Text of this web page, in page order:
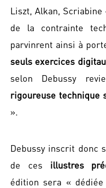
Liszt, Alkan,
de la contrainte
parvinrent ainsi à
seuls exercices
selon Debussy
rigoureuse technique
».
Debussy inscrit donc
de ces illustres
édition sera «